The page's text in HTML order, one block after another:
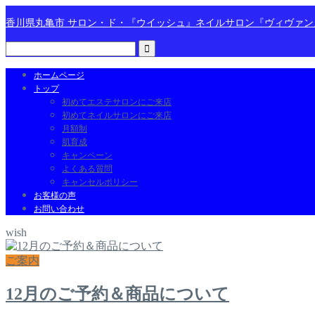
香川県丸亀市 サロン・ド・『ウイッシュ』ネイルサロン『ヴィヴァ
ホームページ
トップ
初めてエステサロンにご来店
初めてネイルサロンにご来店
月額制
肌育成
キャンペーン
よくある質問
キャンセルポリシー
お客様の声
お問い合わせ
wish
ご案内
12月のご予約＆商品について